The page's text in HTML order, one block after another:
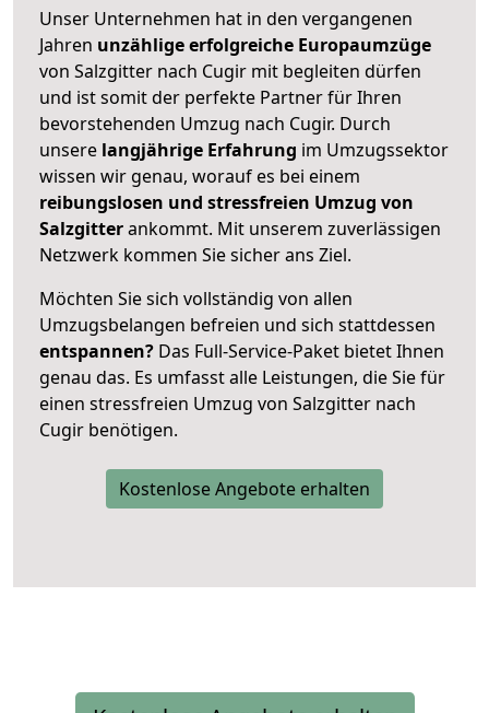
Unser Unternehmen hat in den vergangenen
Jahren unzählige erfolgreiche Europaumzüge
von Salzgitter nach Cugir mit begleiten dürfen
und ist somit der perfekte Partner für Ihren
bevorstehenden Umzug nach Cugir. Durch
unsere langjährige Erfahrung im Umzugssektor
wissen wir genau, worauf es bei einem
reibungslosen und stressfreien Umzug von
Salzgitterankommt. Mit unserem zuverlässigen
Netzwerk kommen Sie sicher ans Ziel.
Möchten Sie sich vollständig von allen
Umzugsbelangen befreien und sich stattdessen
entspannen? Das Full-Service-Paket bietet Ihnen
genau das. Es umfasst alle Leistungen, die Sie für
einen stressfreien Umzug von Salzgitter nach
Cugir benötigen.
Kostenlose Angebote erhalten